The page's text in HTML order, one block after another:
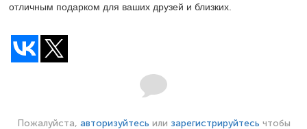
отличным подарком для ваших друзей и близких.
Пожалуйста, авторизуйтесь или зарегистрируйтесь чтобы